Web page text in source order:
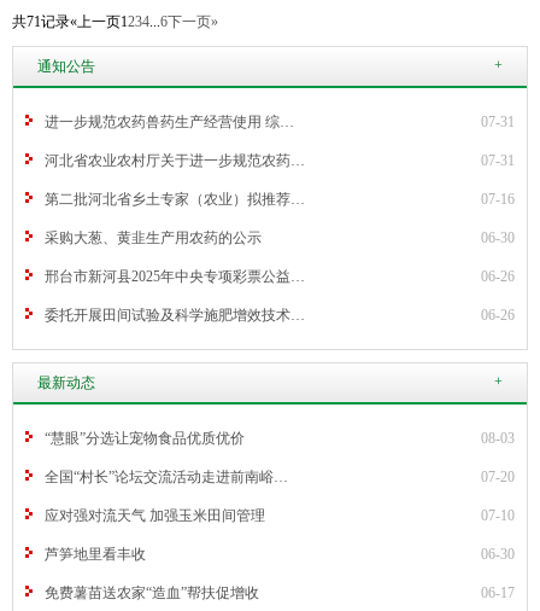
共71记录«上一页1234 6下一页»
通知公告 +
进一步规范农药兽药生产经营使用 综… 07-31
河北省农业农村厅关于进一步规范农药… 07-31
第二批河北省乡土专家（农业）拟推荐… 07-16
采购大葱、黄韭生产用农药的公示 06-30
邢台市新河县2025年中央专项彩票公益… 06-26
委托开展田间试验及科学施肥增效技术… 06-26
最新动态 +
“慧眼”分选让宠物食品优质优价 08-03
全国“村长”论坛交流活动走进前南峪… 07-20
应对强对流天气 加强玉米田间管理 07-10
芦笋地里看丰收 06-30
免费薯苗送农家“造血”帮扶促增收 06-17